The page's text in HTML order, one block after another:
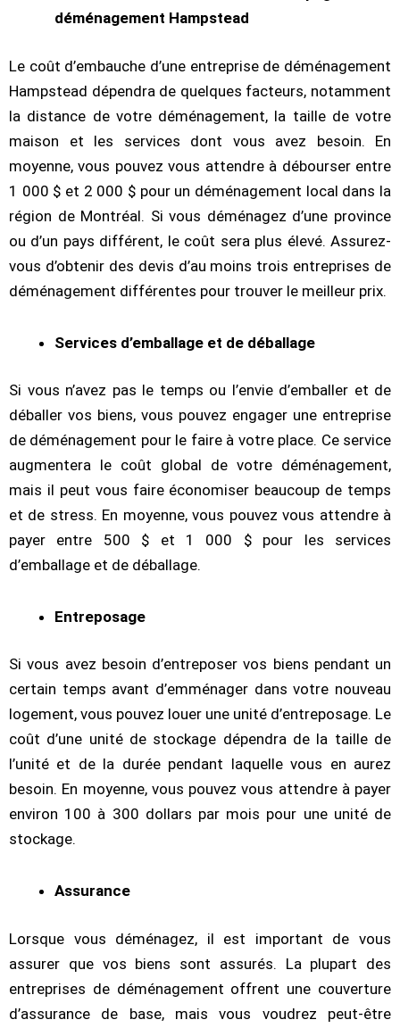
déménagement Hampstead
Le coût d’embauche d’une entreprise de déménagement
Hampstead dépendra de quelques facteurs, notamment
la distance de votre déménagement, la taille de votre
maison et les services dont vous avez besoin. En
moyenne, vous pouvez vous attendre à débourser entre
1 000 $ et 2 000 $ pour un déménagement local dans la
région de Montréal. Si vous déménagez d’une province
ou d’un pays différent, le coût sera plus élevé. Assurez-
vous d’obtenir des devis d’au moins trois entreprises de
déménagement différentes pour trouver le meilleur prix.
Services d’emballage et de déballage
Si vous n’avez pas le temps ou l’envie d’emballer et de
déballer vos biens, vous pouvez engager une entreprise
de déménagement pour le faire à votre place. Ce service
augmentera le coût global de votre déménagement,
mais il peut vous faire économiser beaucoup de temps
et de stress. En moyenne, vous pouvez vous attendre à
payer entre 500 $ et 1 000 $ pour les services
d’emballage et de déballage.
Entreposage
Si vous avez besoin d’entreposer vos biens pendant un
certain temps avant d’emménager dans votre nouveau
logement, vous pouvez louer une unité d’entreposage. Le
coût d’une unité de stockage dépendra de la taille de
l’unité et de la durée pendant laquelle vous en aurez
besoin. En moyenne, vous pouvez vous attendre à payer
environ 100 à 300 dollars par mois pour une unité de
stockage.
Assurance
Lorsque vous déménagez, il est important de vous
assurer que vos biens sont assurés. La plupart des
entreprises de déménagement offrent une couverture
d’assurance de base, mais vous voudrez peut-être